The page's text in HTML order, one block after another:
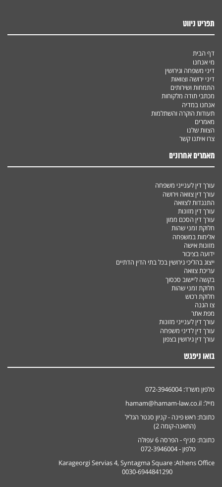
תפריט ניווט
דף הבית
מי אנחנו
דיני משפחה וגירושין
דיני ירושה וצוואות
התמחות ושירותים
מכתבי תודה מלקוחות
אנחנו במדיה
תעודות הוקרה והשתלמות
מאמרים
הצוות שלנו
צרו איתנו קשר
מאמרים אחרונים
עורך דין לענייני משפחה
עורך דין צוואה וירושה
התנגדות לצוואה
עורך דין מזונות
עורך דין הסכם ממון
חלוקת זמני שהות
אלימות במשפחה
מזונות אישה
ידועה בציבור
ייצוג בהליכי גירושין בכל בתי הדין הדתיים
עריכת צוואה
בקשה ליישוב סכסוך
חלוקת זמני שהות
חלוקת רכוש
צו הגנה
מפת אתר
עורך דין לענייני מזונות
עורך דין לדיני משפחה
עורך דין גירושין בצפון
בואו ניפגש
טלפון משרד: 072-3946004
מייל: hamam@hamam-law.co.il
כתובת: ראש פינה - קניון סנטר הגליל
(התאנה-קומה 2)
כתובת: סניף - הפרסה 6 עפולה
טלפון - 072-3946004
Athens Office:
Karageorgi Servias 4, Syntagma Square
0030-6944841290